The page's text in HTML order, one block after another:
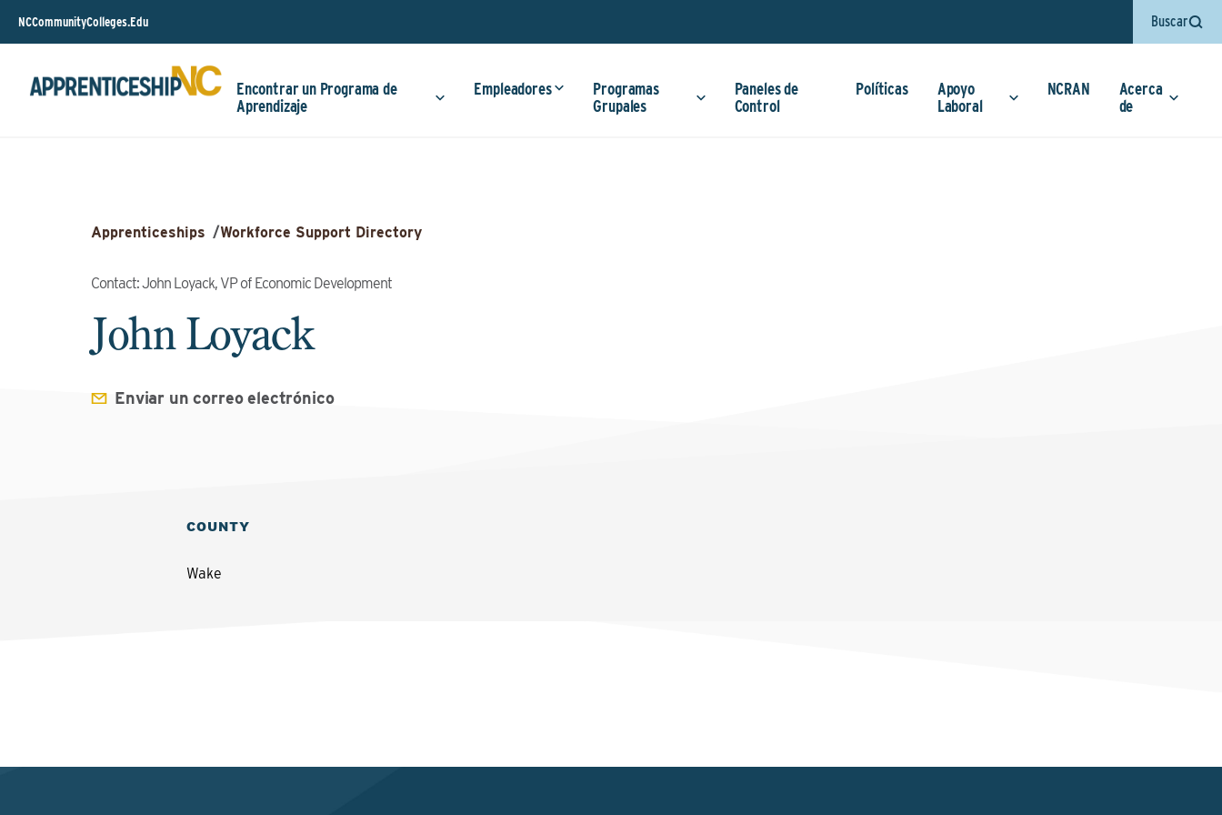
NCCommunityColleges.Edu Buscar
Encontrar un Programa de
Aprendizaje
Empleadores
Programas
Grupales
Paneles de
Control
Políticas
Apoyo
Laboral
NCRAN
Acerca
de
Apprenticeships /Workforce Support Directory
Contact: John Loyack, VP of Economic Development
John Loyack
Enviar un correo electrónico
COUNTY
Wake